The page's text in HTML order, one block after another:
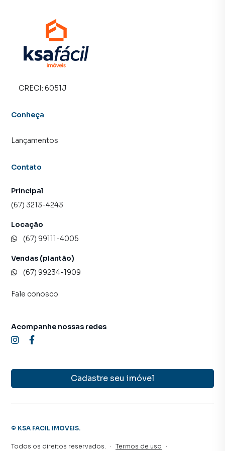
CRECI: 6051J
Conheça
Lançamentos
Contato
Principal
(67) 3213-4243
Locação
(67) 99111-4005
Vendas (plantão)
(67) 99234-1909
Fale conosco
Cadastre seu imóvel
Acompanhe nossas redes
© KSA FACIL IMOVEIS.
Todos os direitos reservados. · Termos de uso ·